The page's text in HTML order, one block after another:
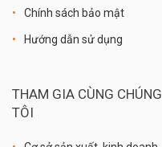
Chính sách bảo mật
Hướng dẫn sử dụng
THAM GIA CÙNG CHÚNG
TÔI